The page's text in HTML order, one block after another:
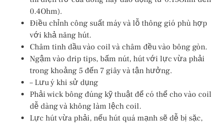
0.4Ohm).
Điều chỉnh công suất máy và lỗ thông gió phù hợp
với khả năng hút.
Châm tinh dầu vào coil và châm đều vào bông gòn.
Ngậm vào drip tips, bấm nút, hút với lực vừa phải
trong khoảng 5 đến 7 giây và tận hưởng.
– Lưu ý khi sử dụng
Phải wick bông đúng kỹ thuật để có thể cho vào coil
dễ dàng và không làm lệch coil.
Lực hút vừa phải, nếu hút quá mạnh sẽ dễ bị sặc,